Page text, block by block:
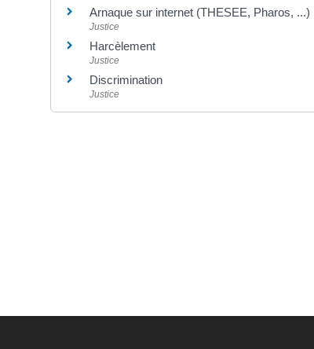
Arnaque sur internet (THESEE, Pharos, ...)
Justice
Harcèlement
Justice
Discrimination
Justice